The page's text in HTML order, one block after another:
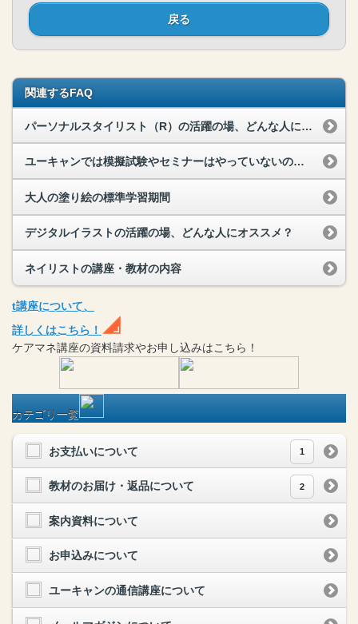
戻る
関連するFAQ
パーソナルスタイリスト（R）の活躍の場、どんな人にオススメ？
ユーキャンでは模擬試験やセミナーはやっていないのですか？
大人の塗り絵の標準学習期間
デジタルイラストの活躍の場、どんな人にオススメ？
ネイリストの講座・教材の内容
t講座について、
詳しくはこちら！
ケアマネ講座の資料請求やお申し込みはこちら！
カテゴリ一覧
お支払いについて 1
教材のお届け・返品について 2
案内資料について
お申込みについて
ユーキャンの通信講座について